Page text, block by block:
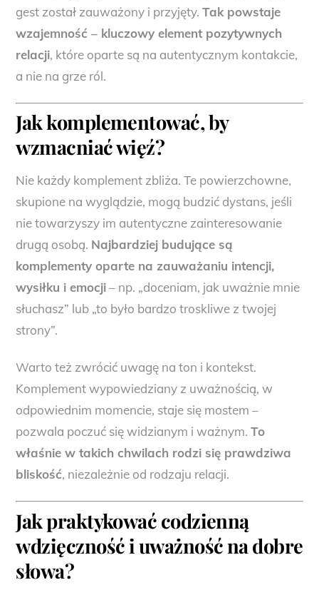
gest został zauważony i przyjęty.Tak powstaje
wzajemność – kluczowy element pozytywnych
relacji, które oparte są na autentycznym kontakcie,
a nie na grze ról.
Jak komplementować, by
wzmacniać więź?
Nie każdy komplement zbliża. Te powierzchowne,
skupione na wyglądzie, mogą budzić dystans, jeśli
nie towarzyszy im autentyczne zainteresowanie
drugą osobą. Najbardziej budujące są
komplementy oparte na zauważaniu intencji,
wysiłku i emocji– np. „doceniam, jak uważnie mnie
słuchasz” lub „to było bardzo troskliwe z twojej
strony”.
Warto też zwrócić uwagę na ton i kontekst.
Komplement wypowiedziany z uważnością, w
odpowiednim momencie, staje się mostem –
pozwala poczuć się widzianym i ważnym.To
właśnie w takich chwilach rodzi się prawdziwa
bliskość, niezależnie od rodzaju relacji.
Jak praktykować codzienną
wdzięczność i uważność na dobre
słowa?